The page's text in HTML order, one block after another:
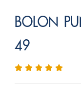
BOLON
49